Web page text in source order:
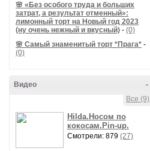
🌸 «Без особого труда и больших
затрат, а результат отменный»:
лимонный торт на Новый год 2023
(ну очень нежный и вкусный) - (0)
🌸 Самый знаменитый торт *Прага* -
(0)
-
Видео
Все (9)
Hilda.Носом по
кокосам.Pin-up.
Смотрели: 879 (27)